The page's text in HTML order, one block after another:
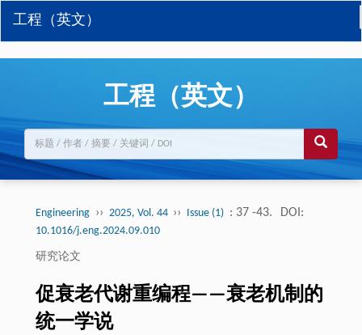
工程（英文）
工程（英文）
Engineering ›› 2025, Vol. 44 ›› Issue (1) : 37 -43. DOI:
10.1016/j.eng.2024.09.010
研究论文
促衰老代谢重编程——衰老机制的
统一学说